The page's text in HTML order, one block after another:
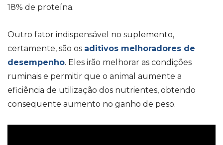
18% de proteína.
Outro fator indispensável no suplemento,
certamente, são os aditivos melhoradores de
desempenho. Eles irão melhorar as condições
ruminais e permitir que o animal aumente a
eficiência de utilização dos nutrientes, obtendo
consequente aumento no ganho de peso.